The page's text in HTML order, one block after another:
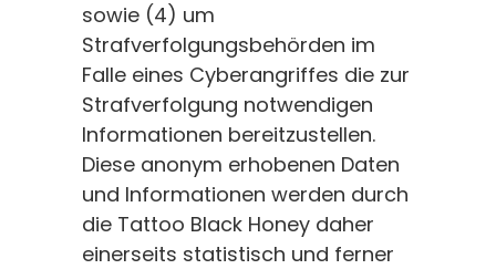
sowie (4) um
Strafverfolgungsbehörden im
Falle eines Cyberangriffes die zur
Strafverfolgung notwendigen
Informationen bereitzustellen.
Diese anonym erhobenen Daten
und Informationen werden durch
die Tattoo Black Honey daher
einerseits statistisch und ferner